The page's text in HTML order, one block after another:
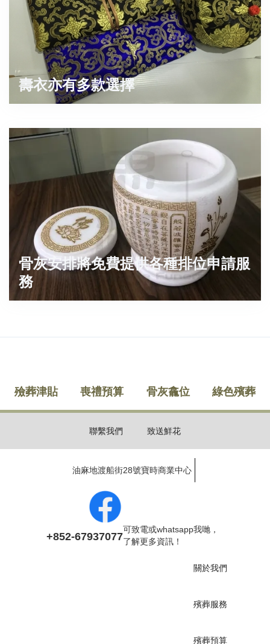
壽衣亦有多款選擇
骨灰安排將免費提供各種排位申請服
務
殮葬津貼 喪禮預算 骨灰龕位 綠色殯葬
聯繫我們 致送鮮花
油麻地渡船街28號寶時商業中心
關於我們
殯葬服務
殯葬預算
+852-67937077
可致電或whatsapp我哋，
了解更多資訊！